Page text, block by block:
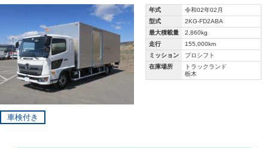
年式
令和02年02月
型式
2KG-FD2ABA
最大積載量
2,860kg
走行
155,000km
ミッション
プロシフト
在庫場所
トラックランド
栃木
車検付き